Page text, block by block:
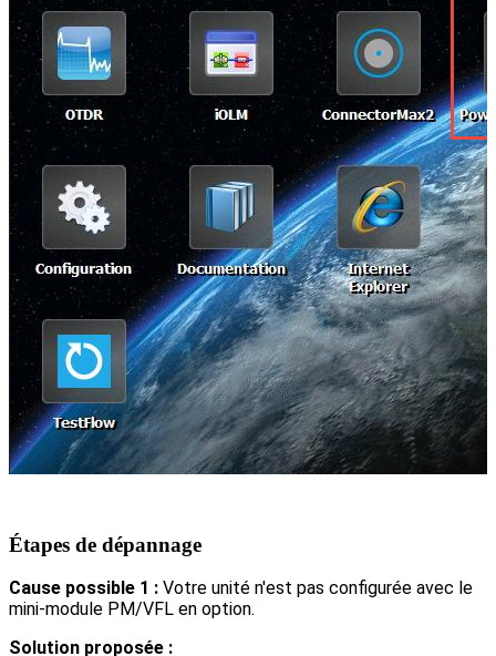
Étapes de dépannage
Cause possible 1 : Votre unité n'est pas configurée avec le
mini-module PM/VFL en option.
Solution proposée :